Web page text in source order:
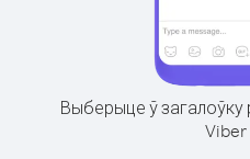
Выберыце ў загалоўку
Viber